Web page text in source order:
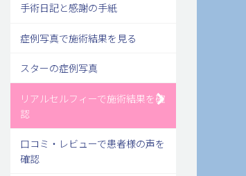
手術日記と感謝の手紙
症例写真で施術結果を見る
スターの症例写真
リアルセルフィーで施術結果を確
認
口コミ・レビューで患者様の声を
確認